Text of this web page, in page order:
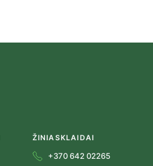
ŽINIASKLAIDAI
+370 642 02265